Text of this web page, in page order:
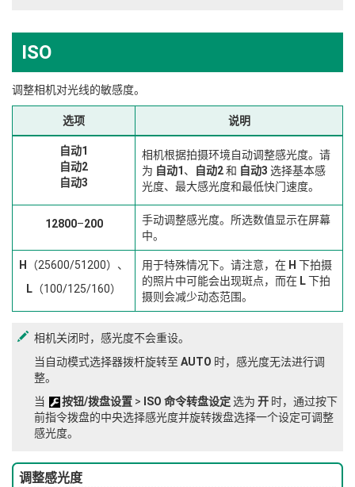
ISO
调整相机对光线的敏感度。
选项 说明
自动1
自动2
自动3
相机根据拍摄环境自动调整感光度。请
为 自动1 、 自动2和 自动3 选择基本感
光度、最大感光度和最低快门速度。
12800–200
手动调整感光度。所选数值显示在屏幕
中。
H
（25600/51200）、
L （100/125/160）
用于特殊情况下。请注意，在 H 下拍摄
的照片中可能会出现斑点，而在 L下拍
摄则会减少动态范围。
相机关闭时，感光度不会重设。
当自动模式选择器拨杆旋转至 AUTO 时，感光度无法进行调
整。
当
按钮/拨盘设置> ISO 命令转盘设定选为 开时，通过按下
前指令拨盘的中央选择感光度并旋转拨盘选择一个设定可调整
感光度。
调整感光度